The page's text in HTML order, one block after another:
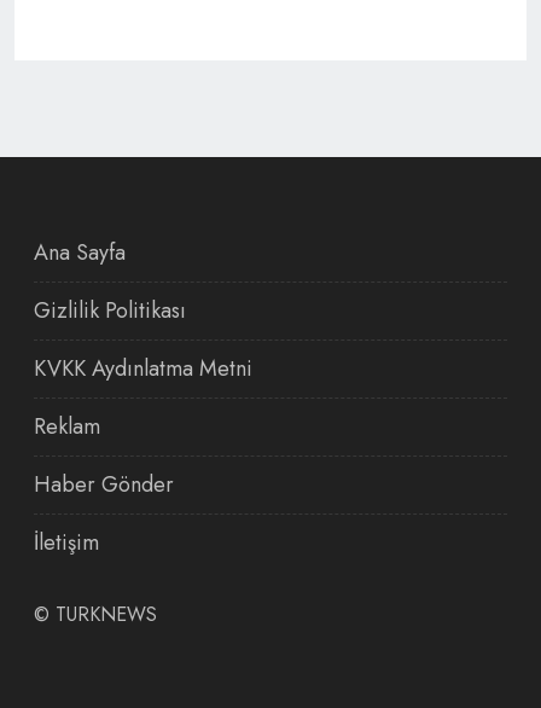
Ana Sayfa
Gizlilik Politikası
KVKK Aydınlatma Metni
Reklam
Haber Gönder
İletişim
© TURKNEWS